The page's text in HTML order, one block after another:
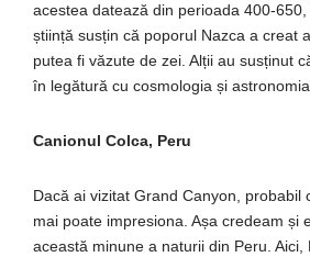
acestea datează din perioada 400-
știință susțin că poporul Nazca a creat
putea fi văzute de zei. Alții au susținut
în legătură cu cosmologia și
Canionul Colca, Peru
Dacă ai vizitat Grand Canyon, probabil
mai poate impresiona. Așa credeam și
această minune a naturii din Peru. Aici,